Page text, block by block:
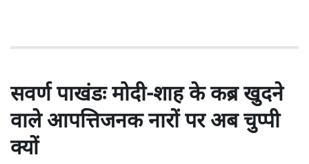
सवर्ण पाखंडः मोदी-शाह के कब्र खुदने
वाले आपत्तिजनक नारों पर अब चुप्पी
क्यों